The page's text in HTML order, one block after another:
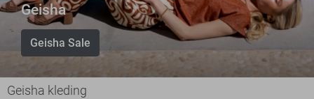
Geisha
Geisha Sale
Geisha kleding